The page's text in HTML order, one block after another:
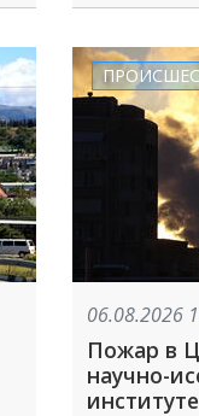
06.08.2026
Пожар в
научно-